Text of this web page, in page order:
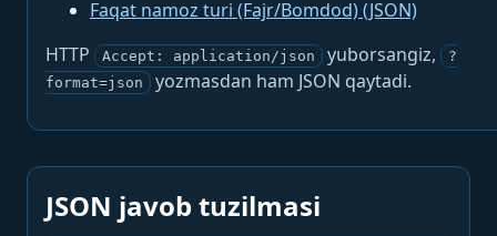
Faqat namoz turi (Fajr/Bomdod) (JSON)
HTTP
Accept: application/json yuborsangiz,
?
format=json
yozmasdan ham JSON qaytadi.
JSON javob tuzilmasi